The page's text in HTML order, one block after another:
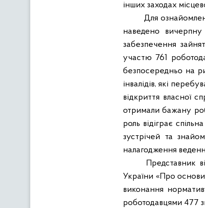
інших заходах
Для
наведено
забезпечення
участю 761
безпосередньо на
інвалідів, які
відкриття власної
отримали бажану
роль відіграє
зустрічей та
налагодження
Представник
України «Про основи
виконання
роботодавцями 477